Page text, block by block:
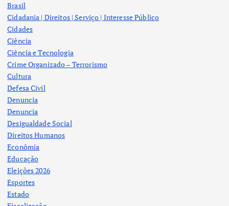
Brasil
Cidadania | Direitos | Serviço | Interesse Público
Cidades
Ciência
Ciência e Tecnologia
Crime Organizado – Terrorismo
Cultura
Defesa Civil
Denuncia
Denuncia
Desigualdade Social
Direitos Humanos
Econômia
Educação
Eleições 2026
Esportes
Estado